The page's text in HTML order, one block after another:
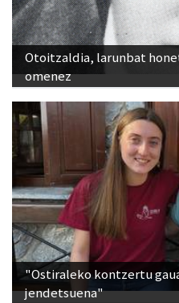
Otoitzaldia, larunbat
omenez
"Ostiraleko kontzertu
jendetsuena"